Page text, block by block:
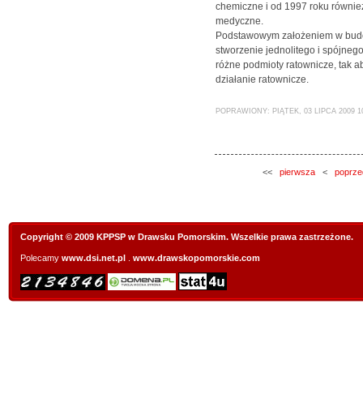
chemiczne i od 1997 roku
medyczne.
Podstawowym założeniem w
stworzenie jednolitego i
różne podmioty ratownicze, tak
działanie ratownicze.
POPRAWIONY: PIĄTEK, 03 LIPCA 2009
<< pierwsza <
Copyright © 2009 KPPSP w Drawsku Pomorskim. Wszelkie prawa zastrzeżone.
Polecamy www.dsi.net.pl www.drawskopomorskie.com